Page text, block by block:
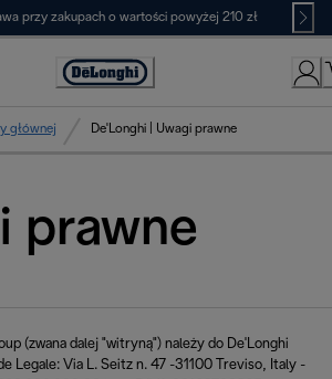
przy zakupach o wartości powyżej 210 zł
Deklaracja
głównej De'Longhi | Uwagi prawne
prawne
(zwana dalej "witryną") należy do De'Longhi
Legale: Via L. Seitz n. 47 -31100 Treviso, Italy -